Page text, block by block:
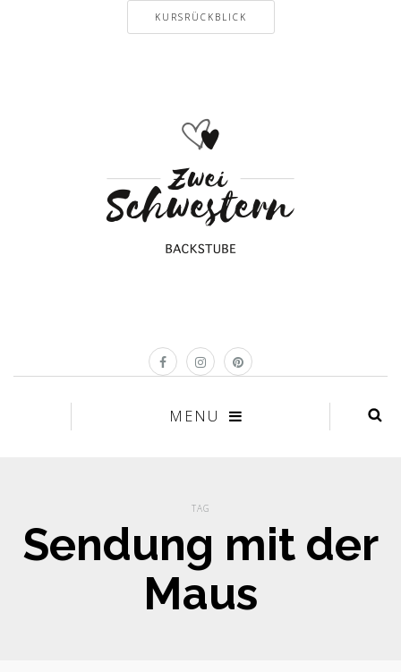
KURSRÜCKBLICK
MENU
TAG
Sendung mit der
Maus